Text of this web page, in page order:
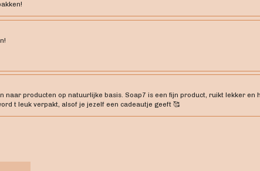
naar producten op natuurlijke basis. Soap7 is een fijn product, ruikt lekker en
t leuk verpakt, alsof je jezelf een cadeautje geeft 🥰